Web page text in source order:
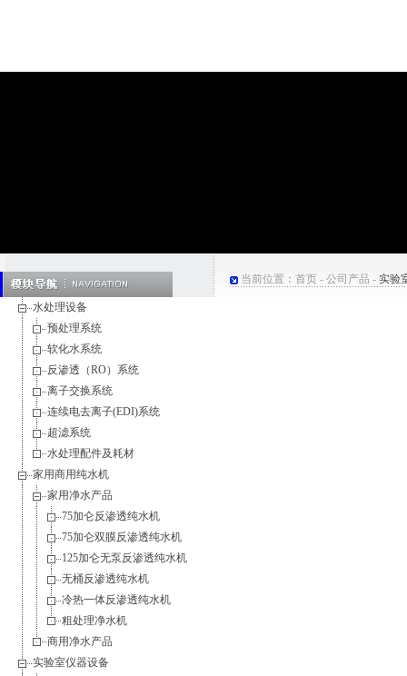
水处理设备
预处理系统
软化水系统
反渗透（RO）系统
离子交换系统
连续电去离子(EDI)系统
超滤系统
水处理配件及耗材
家用商用纯水机
家用净水产品
75加仑反渗透纯水机
75加仑双膜反渗透纯水机
125加仑无泵反渗透纯水机
无桶反渗透纯水机
冷热一体反渗透纯水机
粗处理净水机
商用净水产品
实验室仪器设备
当前位置： 首页 - 公司产品 - 实验